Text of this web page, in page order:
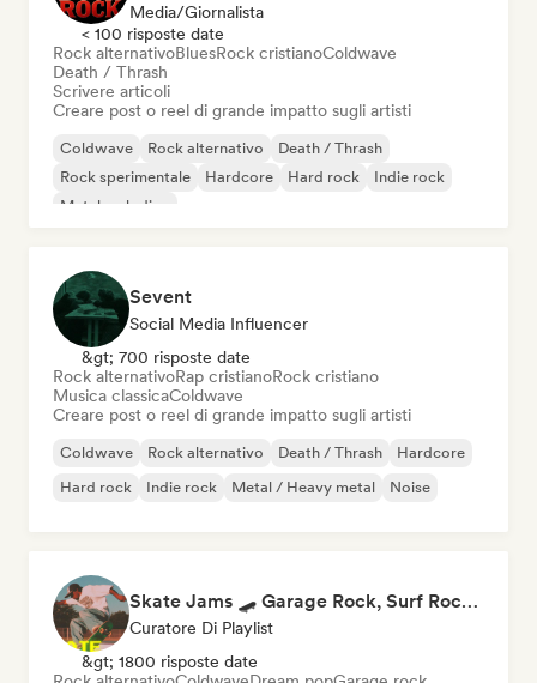
Media/Giornalista
< 100 risposte date
Rock alternativoBluesRock cristianoColdwave
Death / Thrash
Scrivere articoli
Creare post o reel di grande impatto sugli artisti
Coldwave Rock alternativo
Death / Thrash
Rock sperimentale
Hardcore Hard rock
Indie rock
Metal melodico
Sevent
Social Media Influencer
&gt; 700 risposte date
Rock alternativoRap cristianoRock cristiano
Musica classicaColdwave
Creare post o reel di grande impatto sugli artisti
Coldwave Rock alternativo Death / Thrash
Hardcore
Hard rock
Indie rock Metal / Heavy metal Noise
Skate Jams 🛹 Garage Rock, Surf Rock & Neo-Psych
Curatore Di Playlist
&gt; 1800 risposte date